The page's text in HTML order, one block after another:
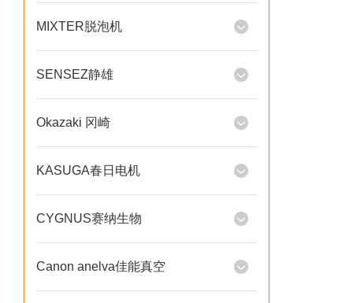
MIXTER脱泡机
SENSEZ静雄
Okazaki 冈崎
KASUGA春日电机
CYGNUS赛纳生物
Canon anelva佳能真空